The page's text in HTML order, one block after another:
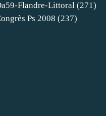
Flandre-Littoral (271)
Ps 2008 (237)